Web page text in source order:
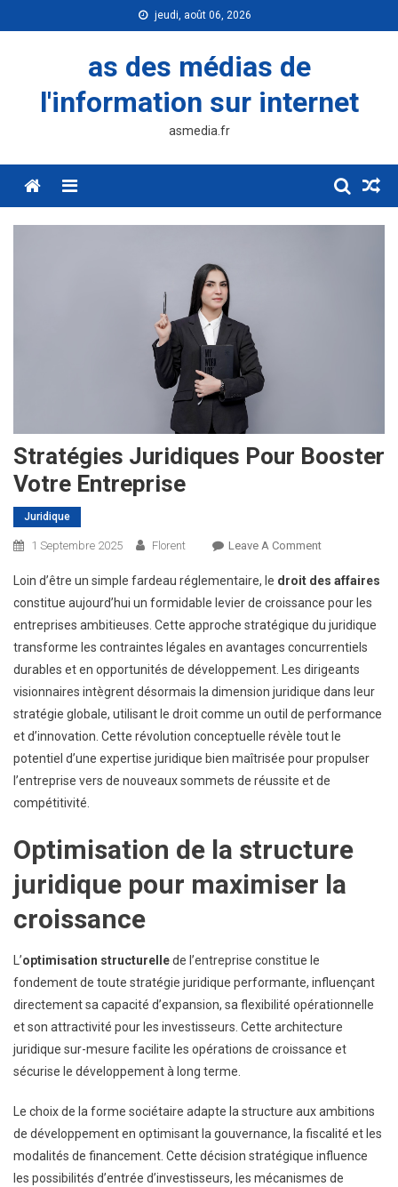
to
jeudi, août 06, 2026
as des médias de
l'information sur internet
asmedia.fr
Menu
Stratégies Juridiques Pour Booster
Votre Entreprise
Juridique
1 Septembre 2025 Florent Leave A CommentOn
Juridiques
Pour
Booster
Votre
Entreprise
Loin d’être un simple fardeau réglementaire, le droit des affaires
constitue aujourd’hui un formidable levier de croissance pour les
entreprises ambitieuses. Cette approche stratégique du juridique
transforme les contraintes légales en avantages concurrentiels
durables et en opportunités de développement. Les dirigeants
visionnaires intègrent désormais la dimension juridique dans leur
stratégie globale, utilisant le droit comme un outil de performance
et d’innovation. Cette révolution conceptuelle révèle tout le
potentiel d’une expertise juridique bien maîtrisée pour propulser
l’entreprise vers de nouveaux sommets de réussite et de
compétitivité.
Optimisation de la structure
juridique pour maximiser la
croissance
L’optimisation structurellede l’entreprise constitue le
fondement de toute stratégie juridique performante, influençant
directement sa capacité d’expansion, sa flexibilité opérationnelle
et son attractivité pour les investisseurs. Cette architecture
juridique sur-mesure facilite les opérations de croissance et
sécurise le développement à long terme.
Le choix de la forme sociétaire adapte la structure aux ambitions
de développement en optimisant la gouvernance, la fiscalité et les
modalités de financement. Cette décision stratégique influence
les possibilités d’entrée d’investisseurs, les mécanismes de